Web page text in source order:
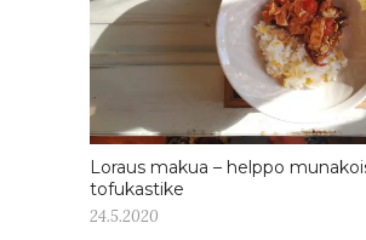
Loraus makua – helppo
tofukastike
24.5.2020